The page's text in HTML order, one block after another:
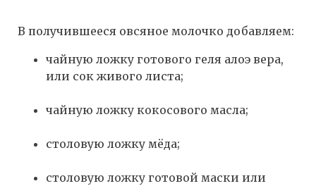
В получившееся овсяное молочко добавляем:
чайную ложку готового геля алоэ вера,
или сок живого листа;
чайную ложку кокосового масла;
столовую ложку мёда;
столовую ложку готовой маски или